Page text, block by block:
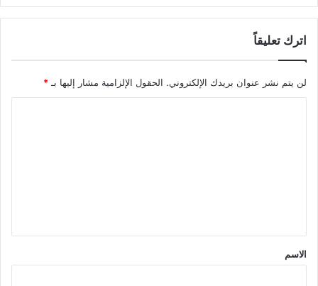
اترك تعليقاً
لن يتم نشر عنوان بريدك الإلكتروني. الحقول الإلزامية مشار إليها بـ *
ق
*
الاسم